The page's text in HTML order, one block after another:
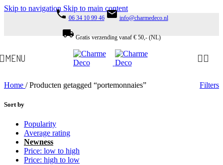
Skip to navigation Skip to main content
phone 06 34 10 99 46 email info@charmedeco.nl
local_shipping Gratis verzending vanaf € 50,- (NL)
MENU
Home / Producten getagged “portemonnaies” Filters
Sort by
Popularity
Average rating
Newness
Price: low to high
Price: high to low